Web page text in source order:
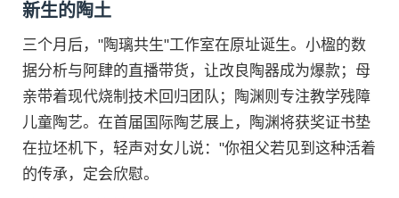
新生的陶土
三个月后，"陶璃共生"工作室在原址诞生。小楹的数
据分析与阿肆的直播带货，让改良陶器成为爆款；母
亲带着现代烧制技术回归团队；陶渊则专注教学残障
儿童陶艺。在首届国际陶艺展上，陶渊将获奖证书垫
在拉坯机下，轻声对女儿说："你祖父若见到这种活着
的传承，定会欣慰。